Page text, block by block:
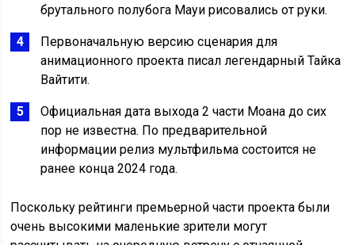
брутального полубога Мауи рисовались от руки.
Первоначальную версию сценария для
анимационного проекта писал легендарный Тайка
Вайтити.
Официальная дата выхода 2 части Моана до сих
пор не известна. По предварительной
информации релиз мультфильма состоится не
ранее конца 2024 года.
Поскольку рейтинги премьерной части проекта были
очень высокими маленькие зрители могут